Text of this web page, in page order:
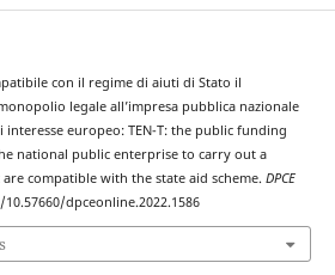
con il regime di aiuti di Stato il
legale all’impresa pubblica nazionale
europeo: TEN-T: the public funding
national public enterprise to carry out a
compatible with the state aid scheme. DPCE
dpceonline.2022.1586